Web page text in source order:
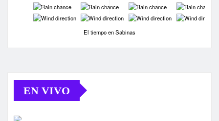
-
-
-
-
-
-
-
-
El tiempo en Sabinas
EN VIVO